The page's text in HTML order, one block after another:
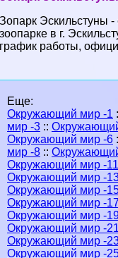
Зопарк Эскильстуны
зоопарке в г.
график работы,
Еще:
Окружающий мир -1
мир -3 ::
Окружающий мир -6
мир -8 ::
Окружающий мир -11
Окружающий мир -
Окружающий мир -
Окружающий мир -17
Окружающий мир -
Окружающий мир -21
Окружающий мир -
Окружающий мир -